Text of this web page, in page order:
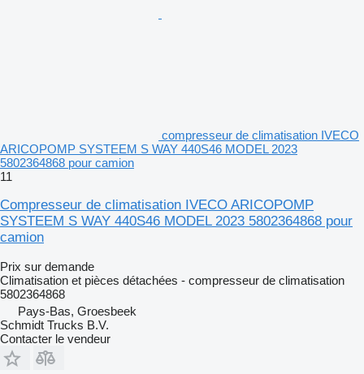
compresseur de climatisation IVECO
ARICOPOMP SYSTEEM S WAY 440S46 MODEL 2023
5802364868 pour camion
11
Compresseur de climatisation IVECO ARICOPOMP
SYSTEEM S WAY 440S46 MODEL 2023 5802364868 pour
camion
Prix sur demande
Climatisation et pièces détachées - compresseur de climatisation
5802364868
Pays-Bas, Groesbeek
Schmidt Trucks B.V.
Contacter le vendeur